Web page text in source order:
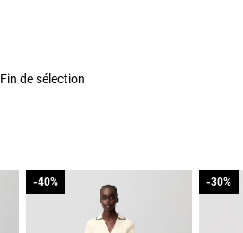
Fin de sélection
-40%
-40% -30%
-30%